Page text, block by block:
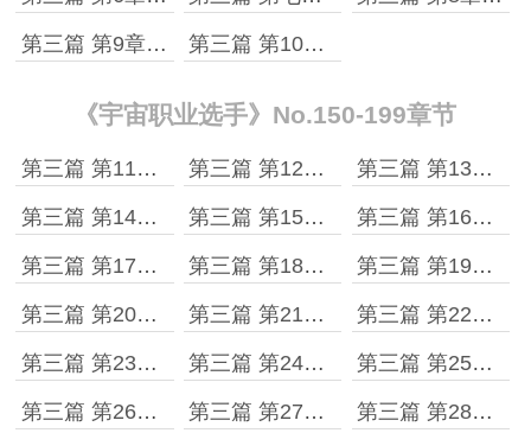
第三篇 第9章 许景明vs柳海［上］ 第三篇 第10章 双双突破
《宇宙职业选手》No.150-199章节
第三篇 第11章 许景明vs柳海［下］ 第三篇 第12章 五阶 第三篇 第13章 细胞级掌控
第三篇 第14章 新的生命阶段 第三篇 第15章 兵器：剑 第三篇 第16章 行星生命圆满
第三篇 第17章 周局长的传讯 第三篇 第18章 现实中的实力 第三篇 第19章 宇宙公民庞泽
第三篇 第20章 第31届世界武道大赛 第三篇 第21章 报名 第三篇 第22章 齐聚
第三篇 第23章 预赛的残酷 第三篇 第24章 预赛结束 第三篇 第25章 蓝星的期盼
第三篇 第26章 大赛开始 第三篇 第27章 接连登场 第三篇 第28章 许景明登场